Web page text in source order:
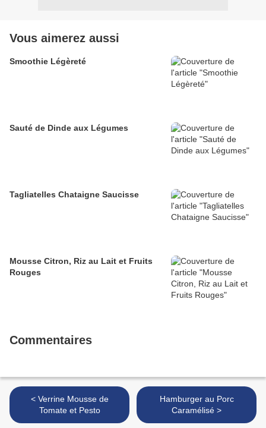
Vous aimerez aussi
Smoothie Légèreté
Sauté de Dinde aux Légumes
Tagliatelles Chataigne Saucisse
Mousse Citron, Riz au Lait et Fruits
Rouges
Commentaires
< Verrine Mousse de
Tomate et Pesto
Hamburger au Porc
Caramélisé >